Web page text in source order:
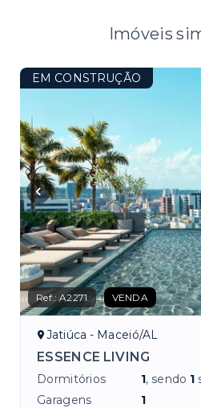
Imóveis
EM CONSTRUÇÃO
Ref.:A2271 VENDA
Jatiúca - Maceió/AL
ESSENCE LIVING
Dormitórios 1, sendo 1
Garagens
1